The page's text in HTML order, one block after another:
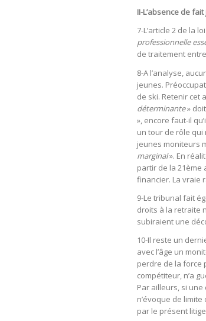
II-L’absence de
7-L’article 2 de la
professionnelle
de traitement
8-A l’analyse,
jeunes.
de ski. Retenir cet
déterminante»
», encore faut-il
un tour de rôle qui
jeunes moniteurs
marginal». En
partir de la
financier. La vraie
9-Le tribunal fait
droits à la retraite
subiraient une
10-Il reste un
avec l’âge un
perdre de la force
compétiteur, n’a
Par ailleurs, si
n’évoque de
par le présent